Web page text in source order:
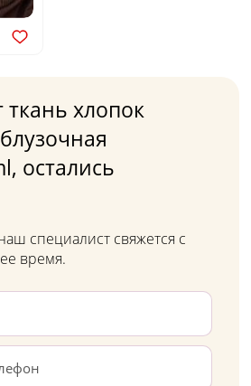
ткань хлопок
остались
специалист свяжется с
время.